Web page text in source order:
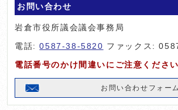
お問い合わせ
岩倉市役所議会議会事務局
電話:0587-38-5820 ファックス:
電話番号のかけ間違いにご注意ください
お問い合わせフォーム